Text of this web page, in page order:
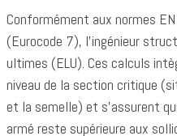
Conformément aux normes
(Eurocode 7), l'ingénieur
ultimes (ELU). Ces calculs
niveau de la section critique
et la semelle) et s'assurent
armé reste supérieure aux